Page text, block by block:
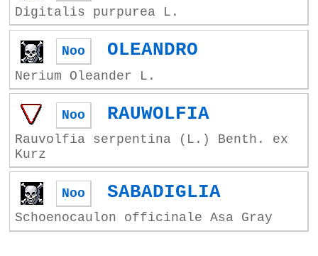
Digitalis purpurea L.
Noo OLEANDRO
Nerium Oleander L.
Noo RAUWOLFIA
Rauvolfia serpentina (L.) Benth. ex
Kurz
Noo SABADIGLIA
Schoenocaulon officinale Asa Gray